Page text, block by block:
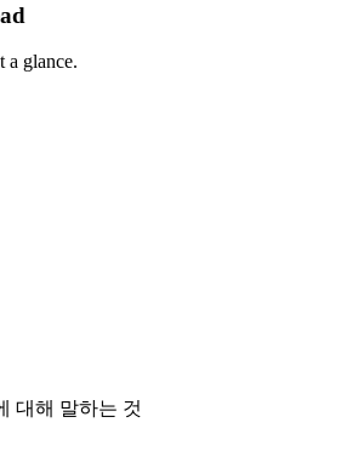
a glance.
대해 말하는 것